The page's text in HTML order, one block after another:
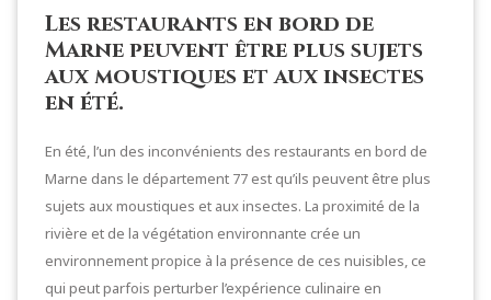
Les restaurants en bord de
Marne peuvent être plus sujets
aux moustiques et aux insectes
en été.
En été, l’un des inconvénients des restaurants en bord de
Marne dans le département 77 est qu’ils peuvent être plus
sujets aux moustiques et aux insectes. La proximité de la
rivière et de la végétation environnante crée un
environnement propice à la présence de ces nuisibles, ce
qui peut parfois perturber l’expérience culinaire en